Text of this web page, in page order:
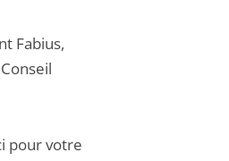
Fabius,
pour votre